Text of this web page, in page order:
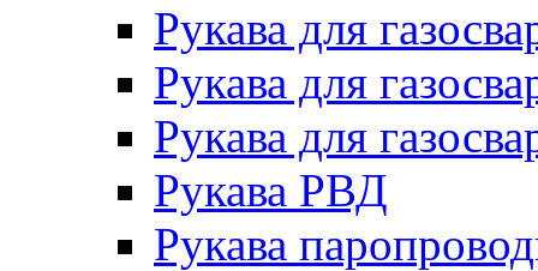
Рукава для
Рукава для
Рукава для
Рукава РВД
Рукава